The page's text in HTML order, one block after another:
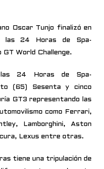
Oscar Tunjo finalizó en
las 24 Horas de Spa-
World Challenge.
24 Horas de Spa-
(65) Sesenta y cinco
GT3 representando las
como Ferrari,
Lamborghini, Aston
Lexus entre otras.
tiene una tripulación de